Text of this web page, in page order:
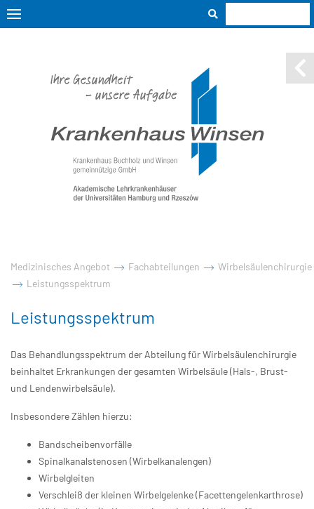
Medizinisches Angebot Fachabteilungen
Wirbelsäulenchirurgie
Leistungsspektrum
Leistungsspektrum
Das Behandlungsspektrum der Abteilung für Wirbelsäulenchirurgie
beinhaltet Erkrankungen der gesamten Wirbelsäule (Hals-, Brust-
und Lendenwirbelsäule).
Insbesondere Zählen hierzu:
Bandscheibenvorfälle
Spinalkanalstenosen (Wirbelkanalengen)
Wirbelgleiten
Verschleiß der kleinen Wirbelgelenke (Facettengelenkarthrose)